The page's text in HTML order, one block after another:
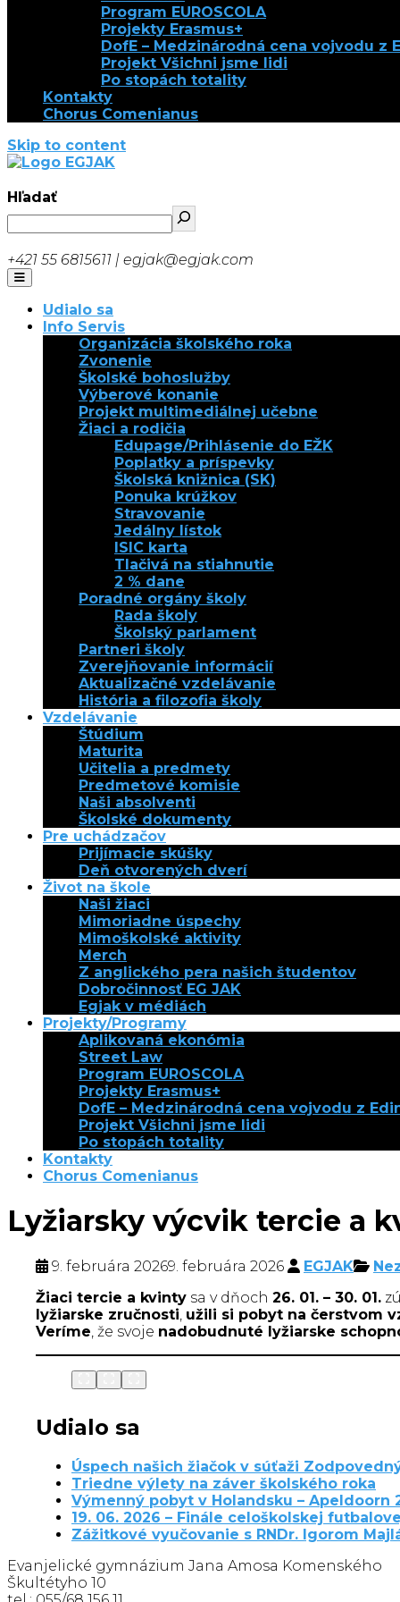
Program EUROSCOLA
Projekty Erasmus+
DofE – Medzinárodná cena vojvodu z
Projekt Všichni jsme lidi
Po stopách totality
Kontakty
Chorus Comenianus
Skip to content
EGJAK
Hľadať
+421 55 6815611 | egjak@egjak.com
Udialo sa
Info Servis
Organizácia školského roka
Zvonenie
Školské bohoslužby
Výberové konanie
Projekt multimediálnej učebne
Žiaci a rodičia
Edupage/Prihlásenie do EŽK
Poplatky a príspevky
Školská knižnica (SK)
Ponuka krúžkov
Stravovanie
Jedálny lístok
ISIC karta
Tlačivá na stiahnutie
2 % dane
Poradné orgány školy
Rada školy
Školský parlament
Partneri školy
Zverejňovanie informácií
Aktualizačné vzdelávanie
História a filozofia školy
Vzdelávanie
Štúdium
Maturita
Učitelia a predmety
Predmetové komisie
Naši absolventi
Školské dokumenty
Pre uchádzačov
Prijímacie skúšky
Deň otvorených dverí
Život na škole
Naši žiaci
Mimoriadne úspechy
Mimoškolské aktivity
Merch
Z anglického pera našich študentov
Dobročinnosť EG JAK
Egjak v médiách
Projekty/Programy
Aplikovaná ekonómia
Street Law
Program EUROSCOLA
Projekty Erasmus+
DofE – Medzinárodná cena vojvodu z
Projekt Všichni jsme lidi
Po stopách totality
Kontakty
Chorus Comenianus
Lyžiarsky výcvik tercie a
9. februára 20269. februára 2026 EGJAK
Žiaci tercie a kvinty sa v dňoch 26. 01. – 30. 01.
lyžiarske zručnosti, užili si pobyt na čerstvom
Veríme, že svoje nadobudnuté lyžiarske
Udialo sa
Úspech našich žiačok v súťaži
Triedne výlety na záver školského roka
Výmenný pobyt v Holandsku – Apeldoorn
19. 06. 2026 – Finále celoškolskej
Zážitkové vyučovanie s RNDr. Igorom
Evanjelické gymnázium Jana Amosa Komenského
Škultétyho 10